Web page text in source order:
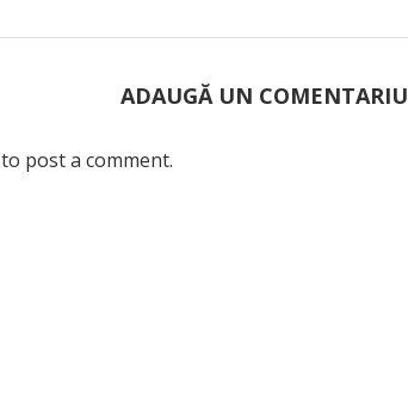
ADAUGĂ UN COMENTARIU
to post a comment.